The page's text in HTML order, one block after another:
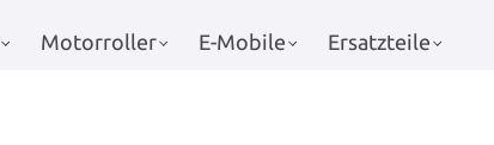
Motorroller E-Mobile Ersatzteile